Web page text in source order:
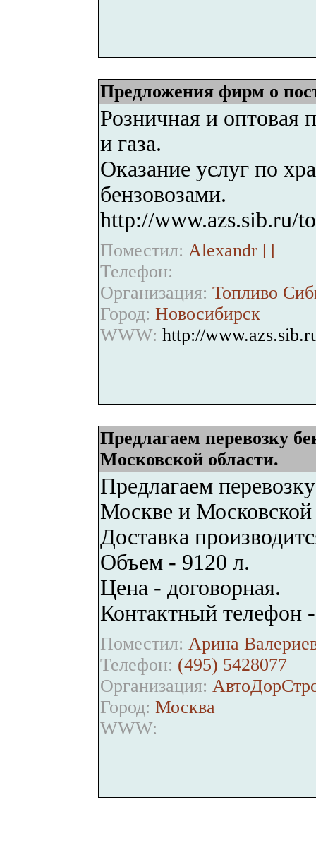
Предложения фирм о
Розничная и оптовая
и газа.
Оказание услуг по
бензовозами.
http://www.azs.sib.ru/
Поместил: Alexandr []
Телефон:
Организация: Топливо
Город: Новосибирск
WWW: http://
Предлагаем перевозку
Московской области.
Предлагаем
Москве и Московской
Доставка
Объем - 9120 л.
Цена - договорная.
Контактный телефон
Поместил: Арина
Телефон: (495) 5428077
Организация:
Город: Москва
WWW: